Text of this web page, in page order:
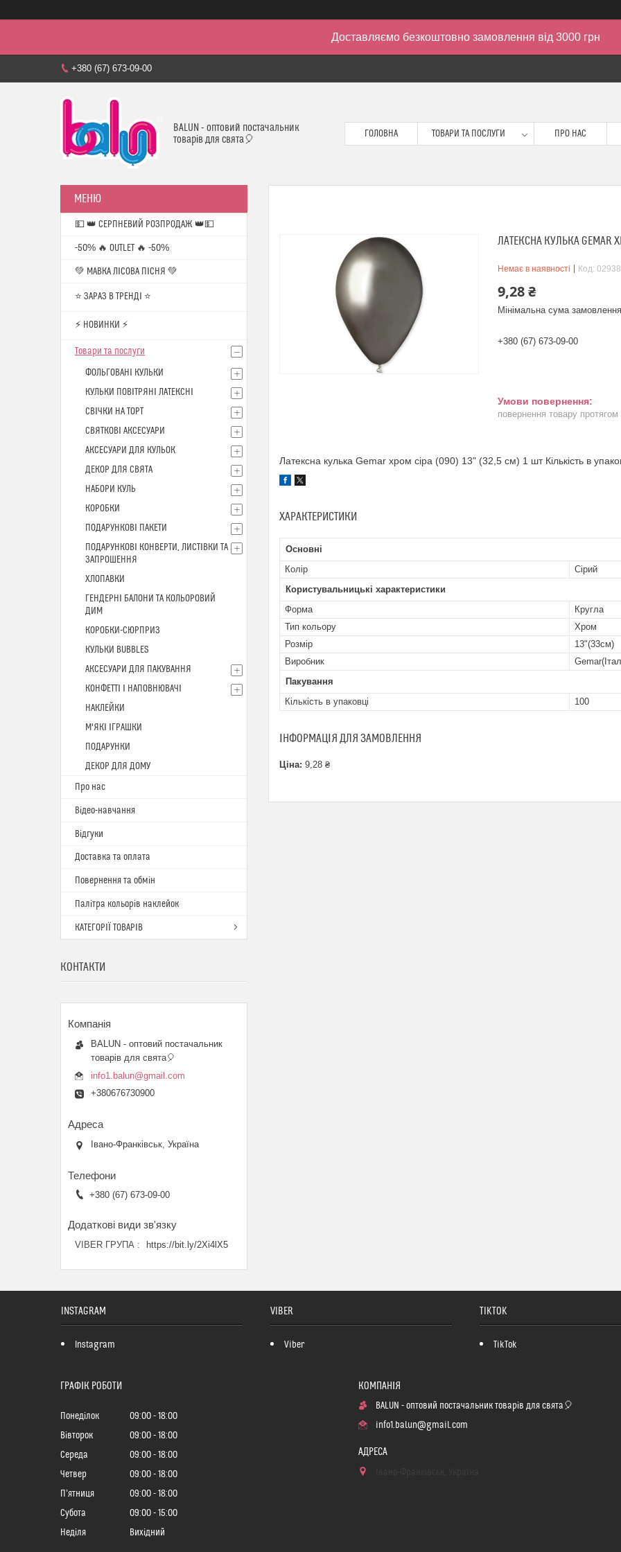
Доставляємо безкоштовно замовлення від 3000 грн
+380 (67) 673-09-00
BALUN - оптовий постачальник
товарів для свята🎈
ГОЛОВНА ТОВАРИ ТА ПОСЛУГИ ПРО НАС
ЛАТЕКСНА КУЛЬКА GEMAR
Немає в наявності Код: 02938
9,28 ₴
Мінімальна сума
+380 (67) 673-09-00
повернення товару
Латексна кулька Gemar хром сіра (090) 13" (32,5 см) 1 шт Кількість в
ХАРАКТЕРИСТИКИ
Основні
Колір
Сірий
Користувальницькі характеристики
Форма
Кругла
Тип кольору
Хром
Розмір
13"(33см)
Виробник
Пакування
Кількість в упаковці
100
ІНФОРМАЦІЯ ДЛЯ ЗАМОВЛЕННЯ
Ціна: 9,28 ₴
💵 👑 СЕРПНЕВИЙ РОЗПРОДАЖ 👑💵
-50% 🔥 OUTLET 🔥 -50%
💚 МАВКА ЛІСОВА ПІСНЯ 💚
⭐️ ЗАРАЗ В ТРЕНДІ ⭐️
⚡ НОВИНКИ ⚡
Товари та послуги
ФОЛЬГОВАНІ КУЛЬКИ
КУЛЬКИ ПОВІТРЯНІ ЛАТЕКСНІ
СВІЧКИ НА ТОРТ
СВЯТКОВІ АКСЕСУАРИ
АКСЕСУАРИ ДЛЯ КУЛЬОК
ДЕКОР ДЛЯ СВЯТА
НАБОРИ КУЛЬ
КОРОБКИ
ПОДАРУНКОВІ ПАКЕТИ
ПОДАРУНКОВІ КОНВЕРТИ, ЛИСТІВКИ ТА
ЗАПРОШЕННЯ
ХЛОПАВКИ
ГЕНДЕРНІ БАЛОНИ ТА КОЛЬОРОВИЙ
ДИМ
КОРОБКИ-СЮРПРИЗ
КУЛЬКИ BUBBLES
АКСЕСУАРИ ДЛЯ ПАКУВАННЯ
КОНФЕТТІ І НАПОВНЮВАЧІ
НАКЛЕЙКИ
М'ЯКІ ІГРАШКИ
ПОДАРУНКИ
ДЕКОР ДЛЯ ДОМУ
Про нас
Відео-навчання
Відгуки
Доставка та оплата
Повернення та обмін
Палітра кольорів наклейок
КАТЕГОРІЇ ТОВАРІВ
КОНТАКТИ
BALUN - оптовий постачальник
товарів для свята🎈
info1.balun@gmail.com
+380676730900
Івано-Франківськ, Україна
+380 (67) 673-09-00
VIBER ГРУПА https://bit.ly/2Xi4lX5
INSTAGRAM
Instagram
VIBER
Viber
TIKTOK
TikTok
ГРАФІК РОБОТИ
Понеділок 09:00
18:00
Вівторок
09:00
18:00
Середа
09:00
18:00
Четвер
09:00
18:00
Пʼятниця
09:00
18:00
Субота
09:00
15:00
Неділя
Вихідний
BALUN - оптовий постачальник товарів для свята🎈
info1.balun@gmail.com